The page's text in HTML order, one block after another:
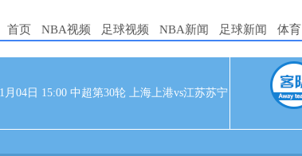
首页 NBA视频 足球视频 NBA新闻 足球新闻 体育
月04日 15:00 中超第30轮 上海上港vs江苏苏宁